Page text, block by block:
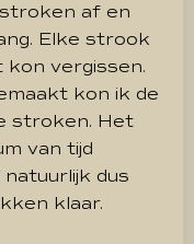
af en
Elke strook
kon vergissen.
kon ik de
stroken. Het
van tijd
natuurlijk dus
klaar.